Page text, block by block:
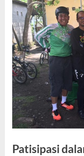
Patisipasi